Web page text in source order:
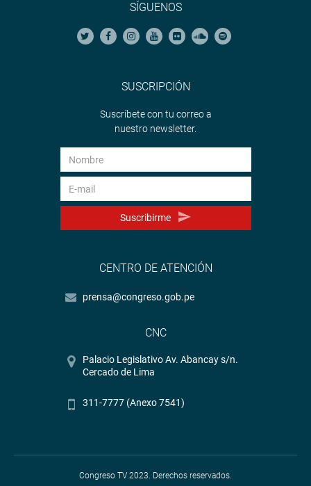
SÍGUENOS
SUSCRIPCIÓN
Suscríbete con tu correo a
nuestro newsletter.
Suscribirme
CENTRO DE ATENCIÓN
prensa@congreso.gob.pe
CNC
Palacio Legislativo Av. Abancay s/n.
Cercado de Lima
311-7777 (Anexo 7541)
Congreso TV 2023. Derechos reservados.